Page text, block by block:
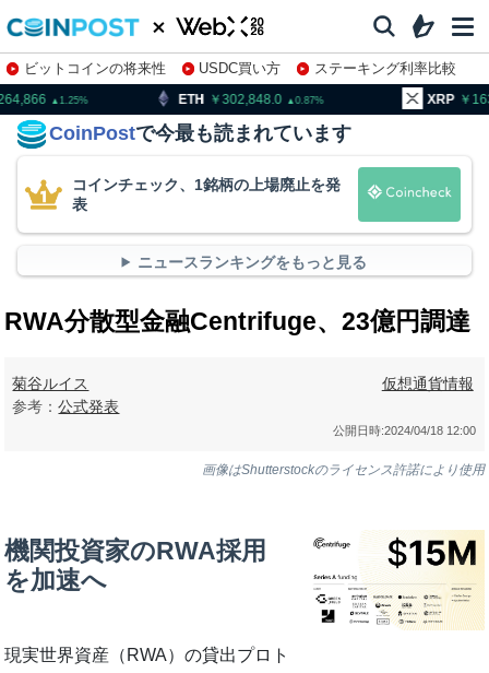
ビットコインの将来性 USDC買い方
ステーキング利率比較
株特集・関連銘柄
ETH 302,848.0 0.87 XRP 163.30
CoinPostで今最も読まれています
コインチェック、1銘柄の上場廃止を発
表
ニュースランキングをもっと見る
RWA分散型金融Centrifuge、23億円調達
菊谷ルイス
参考：公式発表
仮想通貨情報
公開日時:2024/04/18 12:00
画像はShutterstockのライセンス許諾により使用
機関投資家のRWA採用
を加速へ
現実世界資産（RWA）の貸出プロト